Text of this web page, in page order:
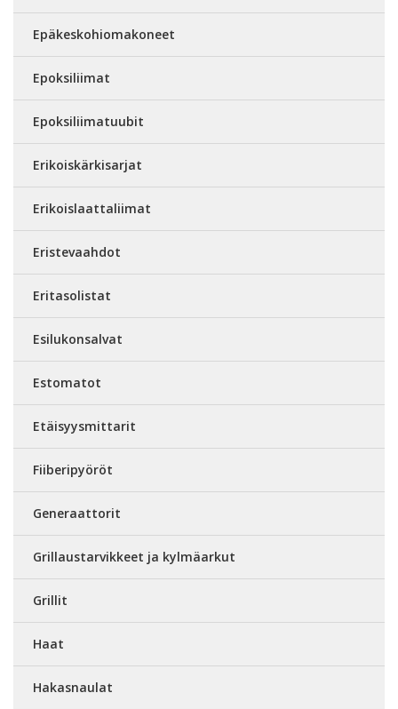
Epäkeskohiomakoneet
Epoksiliimat
Epoksiliimatuubit
Erikoiskärkisarjat
Erikoislaattaliimat
Eristevaahdot
Eritasolistat
Esilukonsalvat
Estomatot
Etäisyysmittarit
Fiiberipyöröt
Generaattorit
Grillaustarvikkeet ja kylmäarkut
Grillit
Haat
Hakasnaulat